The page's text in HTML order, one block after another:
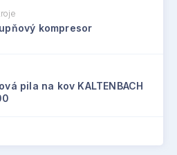
kompresor
pila na kov KALTENBACH